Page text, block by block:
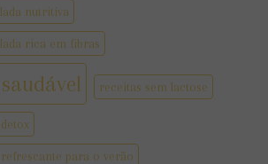
nutritiva
rica em fibras
receitas sem lactose
para o verão